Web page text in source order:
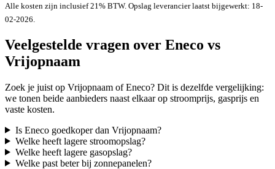
Alle kosten zijn inclusief 21% BTW. Opslag leverancier laatst bijgewerkt: 18-
02-2026.
Veelgestelde vragen over Eneco vs
Vrijopnaam
Zoek je juist op Vrijopnaam of Eneco? Dit is dezelfde vergelijking:
we tonen beide aanbieders naast elkaar op stroomprijs, gasprijs en
vaste kosten.
Is Eneco goedkoper dan Vrijopnaam?
Welke heeft lagere stroomopslag?
Welke heeft lagere gasopslag?
Welke past beter bij zonnepanelen?